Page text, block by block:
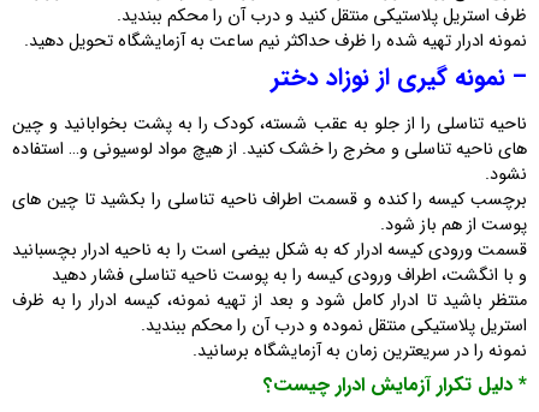
ظرف استریل پلاستیکی منتقل کنید و درب آن را محکم ببندید.
نمونه ادرار تهیه شده را ظرف حداکثر نیم ساعت به آزمایشگاه تحویل دهید.
– نمونه گیری از نوزاد دختر
ناحیه تناسلی را از جلو به عقب شسته، کودک را به پشت بخوابانید و چین
‌های ناحیه تناسلی و مخرج را خشک کنید. از هیچ مواد لوسیونی و… استفاده
نشود.
برچسب کیسه را کنده و قسمت اطراف ناحیه تناسلی را بکشید تا چین‌ های
پوست از هم باز شود.
قسمت ورودی کیسه ادرار که به شکل بیضی است را به ناحیه ادرار بچسبانید
و با انگشت، اطراف ورودی کیسه را به پوست ناحیه تناسلی فشار دهید
منتظر باشید تا ادرار کامل شود و بعد از تهیه نمونه، کیسه ادرار را به ظرف
استریل پلاستیکی منتقل نموده و درب آن را محکم ببندید.
نمونه را در سریعترین زمان به آزمایشگاه برسانید.
* دلیل تکرار آزمایش ادرار چیست؟